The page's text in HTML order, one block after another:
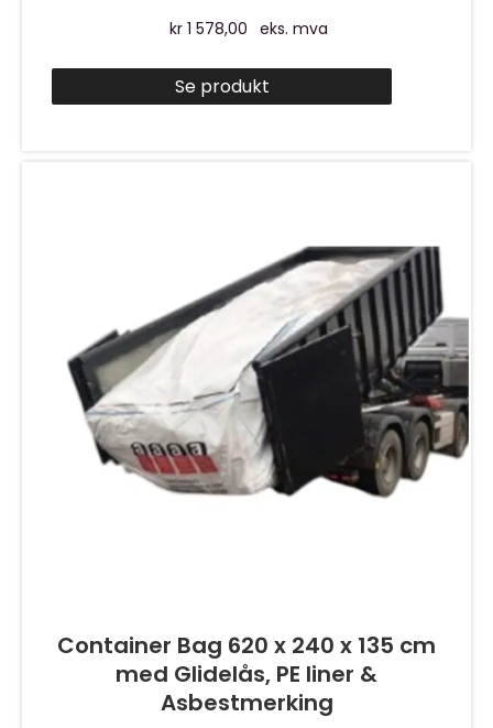
kr 1 578,00 eks. mva
Se produkt
Container Bag 620 x 240 x 135 cm
med Glidelås, PE liner &
Asbestmerking